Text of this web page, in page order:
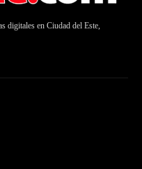
digitales en Ciudad del Este,